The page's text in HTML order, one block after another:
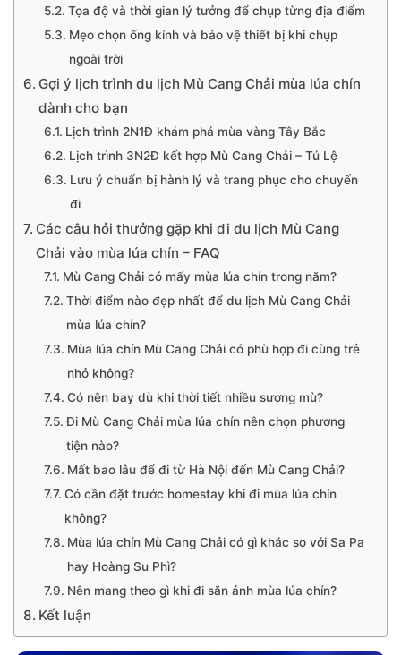
Tọa độ và thời gian lý tưởng để chụp từng địa điểm
Mẹo chọn ống kính và bảo vệ thiết bị khi chụp
ngoài trời
Gợi ý lịch trình du lịch Mù Cang Chải mùa lúa chín
dành cho bạn
Lịch trình 2N1Đ khám phá mùa vàng Tây Bắc
Lịch trình 3N2Đ kết hợp Mù Cang Chải – Tú Lệ
Lưu ý chuẩn bị hành lý và trang phục cho chuyến
đi
Các câu hỏi thưởng gặp khi đi du lịch Mù Cang
Chải vào mùa lúa chín – FAQ
Mù Cang Chải có mấy mùa lúa chín trong năm?
Thời điểm nào đẹp nhất để du lịch Mù Cang Chải
mùa lúa chín?
Mùa lúa chín Mù Cang Chải có phù hợp đi cùng trẻ
nhỏ không?
Có nên bay dù khi thời tiết nhiều sương mù?
Đi Mù Cang Chải mùa lúa chín nên chọn phương
tiện nào?
Mất bao lâu để đi từ Hà Nội đến Mù Cang Chải?
Có cần đặt trước homestay khi đi mùa lúa chín
không?
Mùa lúa chín Mù Cang Chải có gì khác so với Sa Pa
hay Hoàng Su Phì?
Nên mang theo gì khi đi săn ảnh mùa lúa chín?
Kết luận